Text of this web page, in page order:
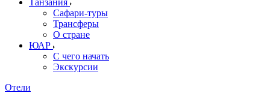
Танзания
Сафари-туры
Трансферы
О стране
ЮАР
С чего начать
Экскурсии
Отели